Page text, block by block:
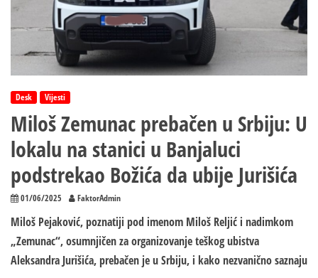
Desk Vijesti
Miloš Zemunac prebačen u Srbiju: U
lokalu na stanici u Banjaluci
podstrekao Božića da ubije Jurišića
01/06/2025 FaktorAdmin
Miloš Pejaković, poznatiji pod imenom Miloš Reljić i nadimkom
„Zemunac“, osumnjičen za organizovanje teškog ubistva
Aleksandra Jurišića, prebačen je u Srbiju, i kako nezvanično saznaju